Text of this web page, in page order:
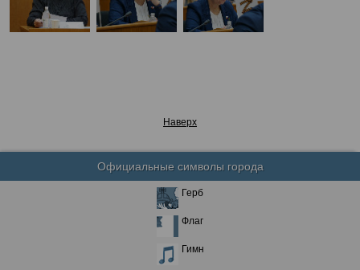
Наверх
Официальные символы города
Герб
Флаг
Гимн